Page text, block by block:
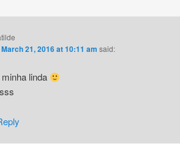
March 21, 2016 at 10:11 am said:
linda